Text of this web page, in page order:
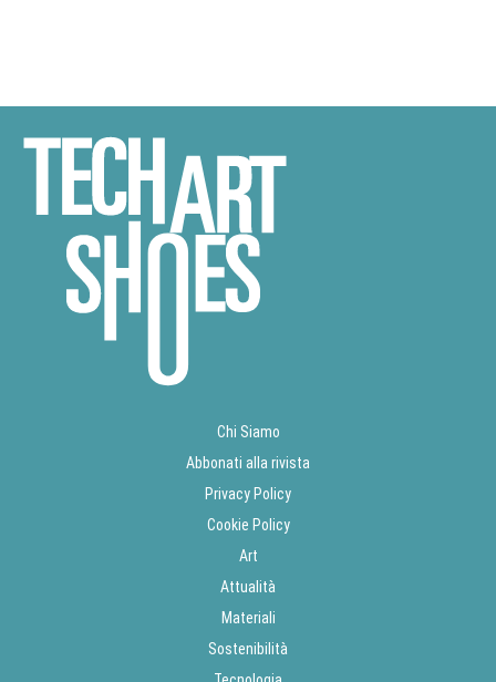
Chi Siamo
Abbonati alla rivista
Privacy Policy
Cookie Policy
Art
Attualità
Materiali
Sostenibilità